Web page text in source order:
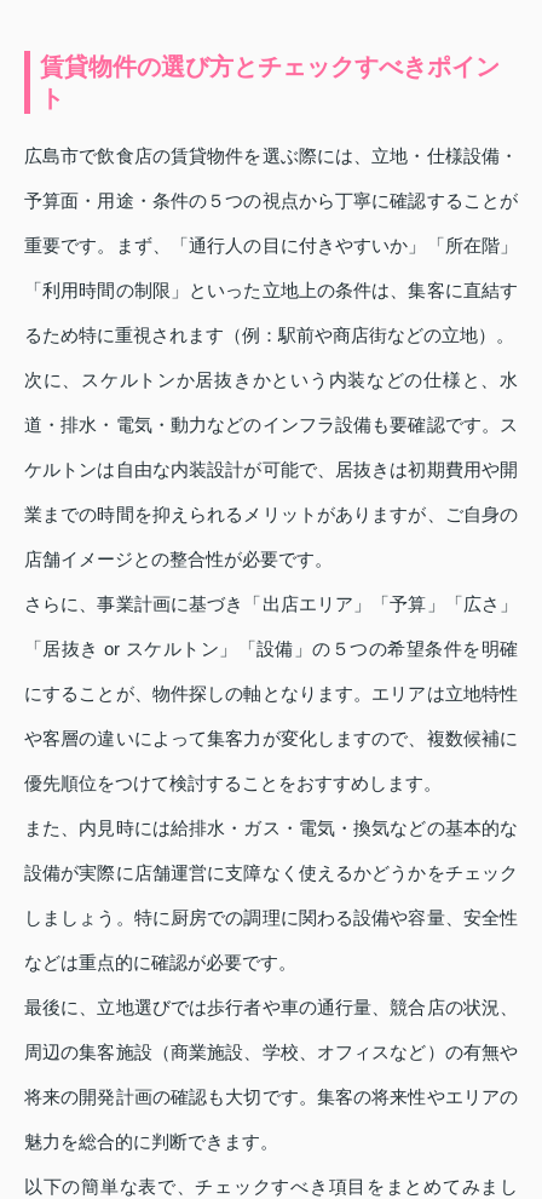
賃貸物件の選び方とチェックすべきポイン
ト
広島市で飲食店の賃貸物件を選ぶ際には、立地・仕様設備・
予算面・用途・条件の５つの視点から丁寧に確認することが
重要です。まず、「通行人の目に付きやすいか」「所在階」
「利用時間の制限」といった立地上の条件は、集客に直結す
るため特に重視されます（例：駅前や商店街などの立地）。
次に、スケルトンか居抜きかという内装などの仕様と、水
道・排水・電気・動力などのインフラ設備も要確認です。ス
ケルトンは自由な内装設計が可能で、居抜きは初期費用や開
業までの時間を抑えられるメリットがありますが、ご自身の
店舗イメージとの整合性が必要です。
さらに、事業計画に基づき「出店エリア」「予算」「広さ」
「居抜き or スケルトン」「設備」の５つの希望条件を明確
にすることが、物件探しの軸となります。エリアは立地特性
や客層の違いによって集客力が変化しますので、複数候補に
優先順位をつけて検討することをおすすめします。
また、内見時には給排水・ガス・電気・換気などの基本的な
設備が実際に店舗運営に支障なく使えるかどうかをチェック
しましょう。特に厨房での調理に関わる設備や容量、安全性
などは重点的に確認が必要です。
最後に、立地選びでは歩行者や車の通行量、競合店の状況、
周辺の集客施設（商業施設、学校、オフィスなど）の有無や
将来の開発計画の確認も大切です。集客の将来性やエリアの
魅力を総合的に判断できます。
以下の簡単な表で、チェックすべき項目をまとめてみまし